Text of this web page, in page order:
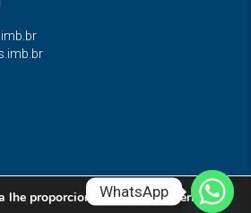
os direitos reservados.
lhe proporcionar a melhor experiência
WhatsApp